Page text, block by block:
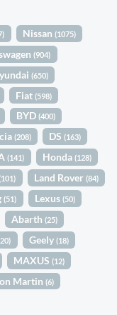
Nissan (1075)
(904)
(650)
Fiat (598)
BYD (400)
(208) DS (163)
(141) Honda (128)
Land Rover (84)
(51) Lexus (50)
Abarth (25)
Geely (18)
MAXUS (12)
Martin (6)